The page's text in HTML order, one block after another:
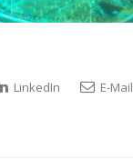
LinkedIn E-Mail